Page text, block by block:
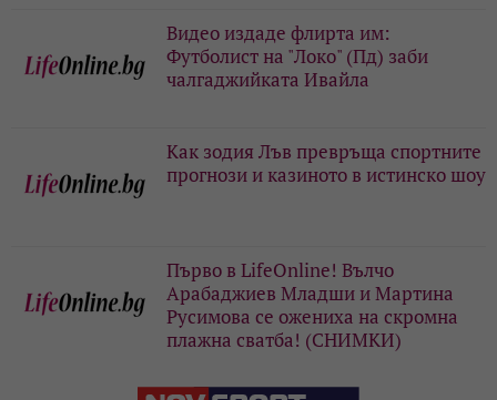
Видео издаде флирта им:
Футболист на "Локо" (Пд) заби
чалгаджийката Ивайла
Как зодия Лъв превръща спортните
прогнози и казиното в истинско шоу
Първо в LifeOnline! Вълчо
Арабаджиев Младши и Мартина
Русимова сe oжениха на скромна
плажна сватба! (СНИМКИ)